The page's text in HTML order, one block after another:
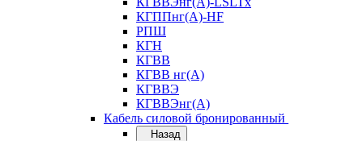
КГППнг(А)-HF
РПШ
КГН
КГВВ
КГВВ нг(А)
КГВВЭ
КГВВЭнг(А)
Кабель силовой бронированный
Назад